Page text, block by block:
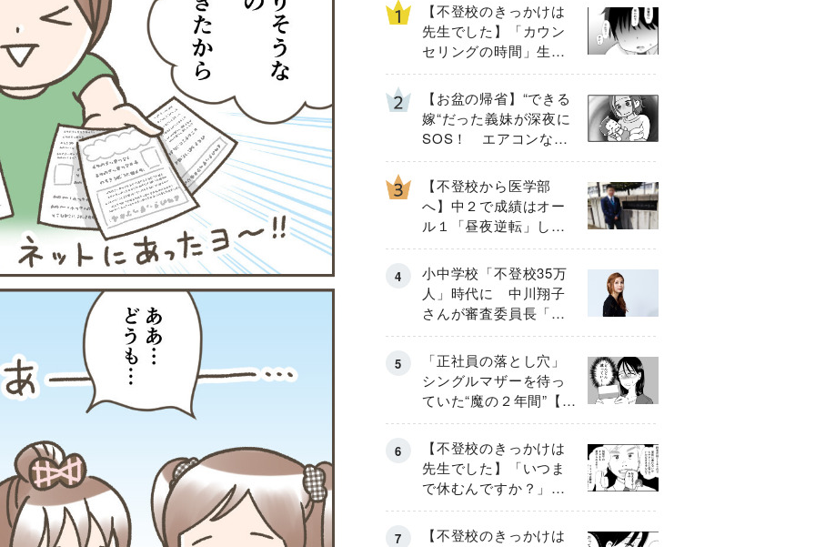
【不登校のきっかけは
先生でした】「カウン
セリングの時間」生徒
の情報をバラしたの
は…《第２話》
【お盆の帰省】“できる
嫁“だった義妹が深夜に
SOS！ エアコンな
し・肉禁止の義実家ル
ールに変化が…〈後
編〉
【不登校から医学部
へ】中２で成績はオー
ル１「昼夜逆転」した
わが子を”夜遊び”に連れ
出した母の気づき
小中学校「不登校35万
人」時代に 中川翔子
さんが審査委員長「不
登校生動画甲子園
2026」が開催
「正社員の落とし穴」
シングルマザーを待っ
ていた“魔の２年間”【後
編】
【不登校のきっかけは
先生でした】「いつま
で休むんですか？」追
い詰められる母と息子
《第６話》
【不登校のきっかけは